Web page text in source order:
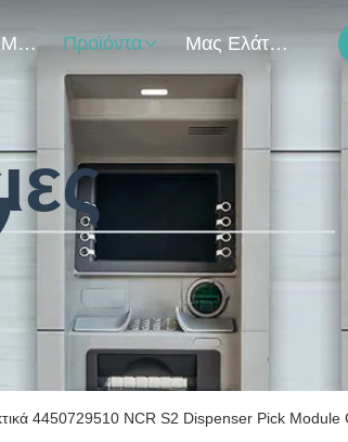
Σχετικά Με Εμάς Προϊόντα Μας Ελάτε Σε Επαφή Με
4450729510 NCR S2 Dispenser Pick